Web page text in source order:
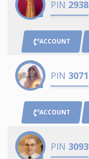
PIN 2938
ACCOUNT
PIN 3071
ACCOUNT
PIN 3093